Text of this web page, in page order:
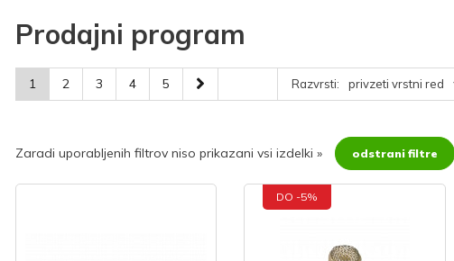
Prodajni program
1 2 3 4 5 Razvrsti:
Zaradi uporabljenih filtrov niso prikazani vsi izdelki » odstrani filtre
DO -5%